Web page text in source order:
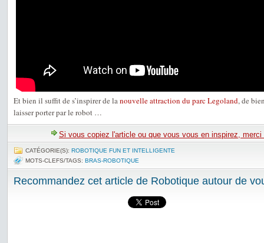
Et bien il suffit de s’inspirer de lanouvelle attraction du parc Legoland, de
laisser porter par le robot …
Si vous copiez l'article ou que vous vous en inspirez,
CATÉGORIE(S): ROBOTIQUE FUN ET INTELLIGENTE
MOTS-CLEFS/TAGS: BRAS-ROBOTIQUE
Recommandez cet article de Robotique autour de